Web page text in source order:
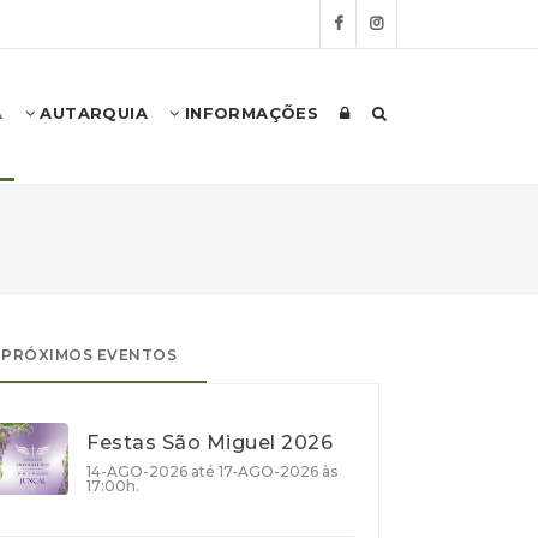
AUTARQUIA INFORMAÇÕES
PRÓXIMOS EVENTOS
Festas São Miguel 2026
14-AGO-2026 até 17-AGO-2026 às
17:00h.